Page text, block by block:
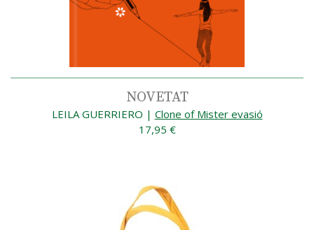
NOVETAT
LEILA GUERRIERO | Clone of Mister evasió
17,95 €